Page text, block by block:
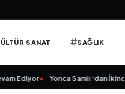
SANAT SAĞLIK
Ediyor• Yonca Samlı ‘dan İkinci